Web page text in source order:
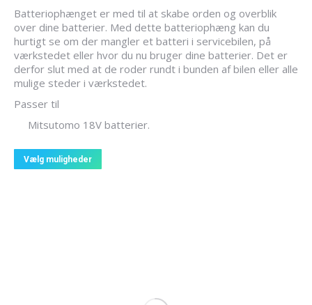
Batteriophænget er med til at skabe orden og overblik
over dine batterier. Med dette batteriophæng kan du
hurtigt se om der mangler et batteri i servicebilen, på
værkstedet eller hvor du nu bruger dine batterier. Det er
derfor slut med at de roder rundt i bunden af bilen eller alle
mulige steder i værkstedet.
Passer til
Mitsutomo 18V batterier.
Vælg muligheder
vare